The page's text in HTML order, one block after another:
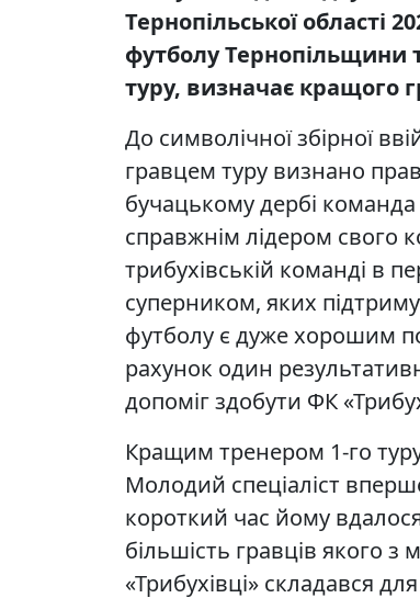
Тернопільської області
футболу Тернопільщини
туру, визначає кращого
До символічної збірної
гравцем туру визнано
бучацькому дербі
справжнім лідером свого
трибухівській команді в
суперником, яких
футболу є дуже хорошим
рахунок один
допоміг здобути ФК
Кращим тренером 1-го
Молодий спеціаліст
короткий час йому
більшість гравців якого
«Трибухівці» складався